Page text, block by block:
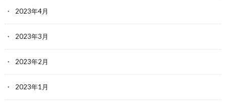
2023年4月
2023年3月
2023年2月
2023年1月